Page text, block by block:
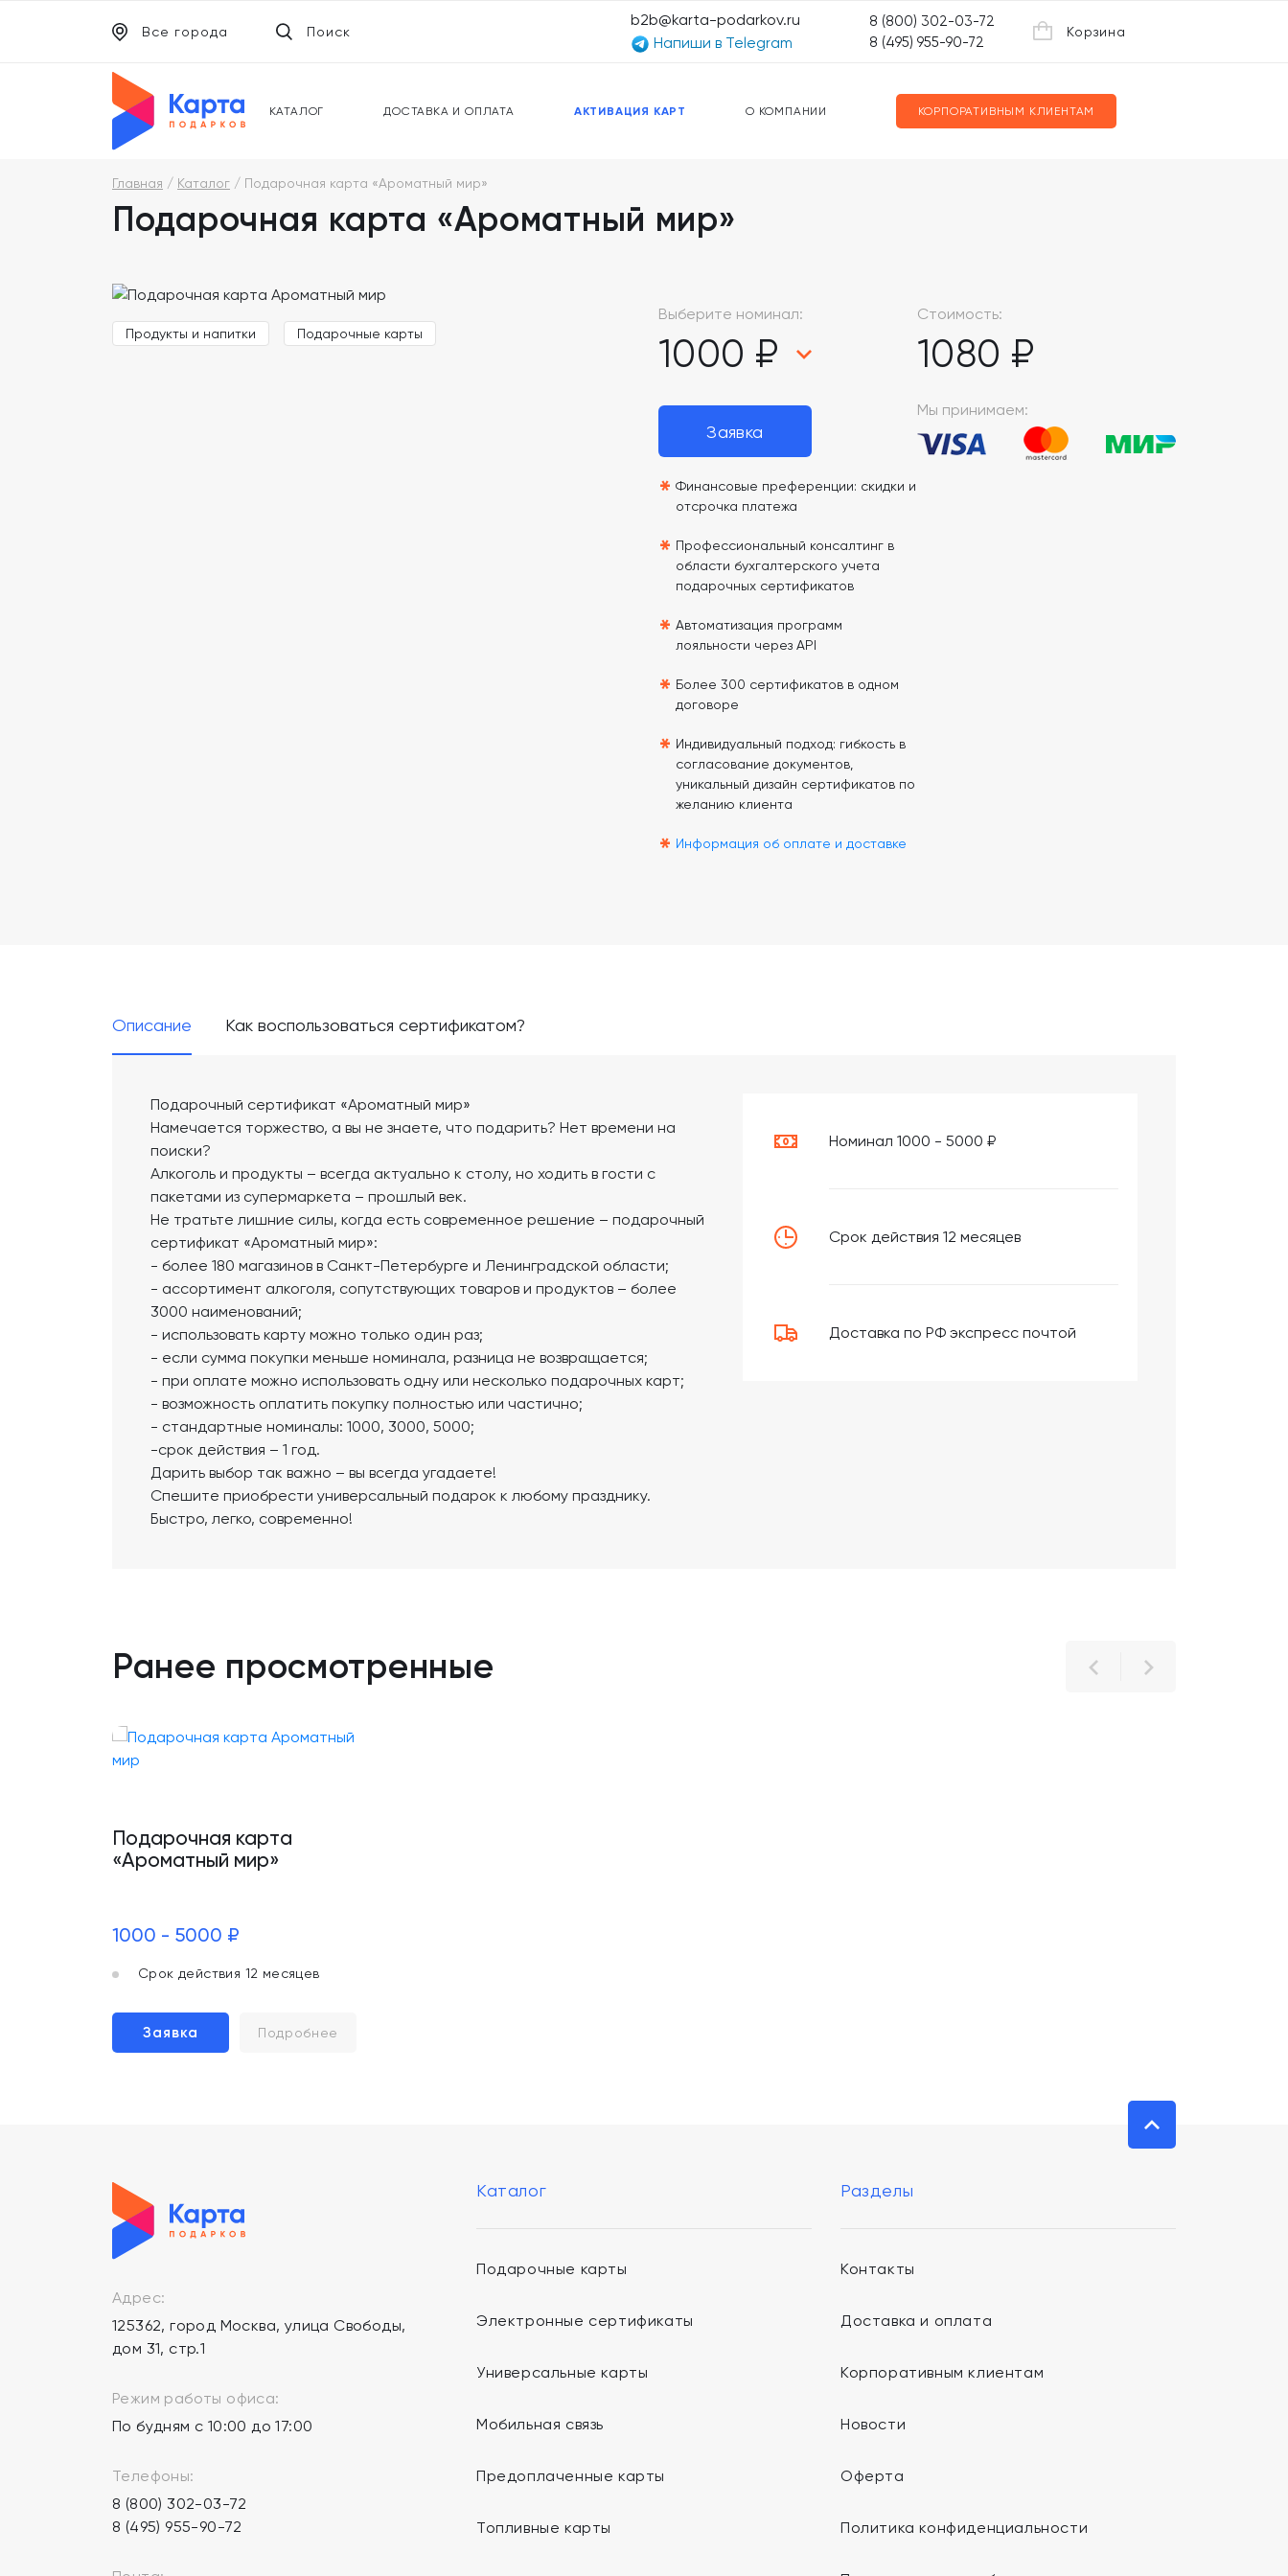
КАТАЛОГ ДОСТАВКА И ОПЛАТА АКТИВАЦИЯ КАРТ О КОМПАНИИ КОРПОРАТИВНЫМ КЛИЕНТАМ
Все города Поиск
b2b@karta-podarkov.ru
Напиши в Telegram
8 (800) 302-03-72
8 (495) 955-90-72
Корзина
ПОДАРОЧНЫЕ КАРТЫ
ПРЕДОПЛАЧЕННЫЕ КАРТЫ
Главная Каталог Подарочная карта «Ароматный мир»
Подарочная карта «Ароматный мир»
Продукты и напитки Подарочные карты
Выберите номинал:
1000 ₽
Стоимость:
1080 ₽
Заявка
* Финансовые преференции: скидки и
отсрочка платежа
* Профессиональный консалтинг в
области бухгалтерского учета
подарочных сертификатов
* Автоматизация программ
лояльности через API
* Более 300 сертификатов в одном
договоре
* Индивидуальный подход: гибкость в
согласование документов,
уникальный дизайн сертификатов по
желанию клиента
* Информация об оплате и доставке
Мы принимаем:
Описание Как воспользоваться сертификатом?
Номинал 1000 - 5000 ₽
Срок действия 12 месяцев
Доставка по РФ экспресс почтой
Подарочный сертификат «Ароматный мир»
Намечается торжество, а вы не знаете, что подарить? Нет времени на
поиски?
Алкоголь и продукты – всегда актуально к столу, но ходить в гости с
пакетами из супермаркета – прошлый век.
Не тратьте лишние силы, когда есть современное решение – подарочный
сертификат «Ароматный мир»:
- более 180 магазинов в Санкт-Петербурге и Ленинградской области;
- ассортимент алкоголя, сопутствующих товаров и продуктов – более
3000 наименований;
- использовать карту можно только один раз;
- если сумма покупки меньше номинала, разница не возвращается;
- при оплате можно использовать одну или несколько подарочных карт;
- возможность оплатить покупку полностью или частично;
- стандартные номиналы: 1000, 3000, 5000;
-срок действия – 1 год.
Дарить выбор так важно – вы всегда угадаете!
Спешите приобрести универсальный подарок к любому празднику.
Быстро, легко, современно!
Ранее просмотренные
Подарочная карта
«Ароматный мир»
1000 - 5000 ₽
Срок действия 12 месяцев
Заявка Подробнее
Адрес:
125362, город Москва, улица Свободы,
дом 31, стр.1
Режим работы офиса:
По будням с 10:00 до 17:00
Телефоны:
8 (800) 302-03-72
8 (495) 955-90-72
Каталог
Подарочные карты
Электронные сертификаты
Универсальные карты
Мобильная связь
Предоплаченные карты
Топливные карты
Разделы
Контакты
Доставка и оплата
Корпоративным клиентам
Новости
Оферта
Политика конфиденциальности